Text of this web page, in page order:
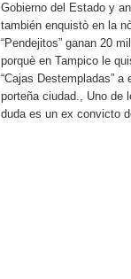
Gobierno del Estado y
también enquistò en la
“Pendejitos” ganan 20
porquè en Tampico le
“Cajas Destempladas”
porteña ciudad., Uno de
duda es un ex convicto